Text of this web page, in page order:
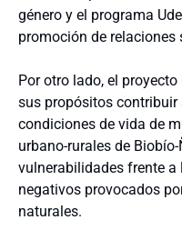
género y el programa
promoción de relaciones
Por otro lado, el
sus propósitos
condiciones de vida de
urbano-rurales de
vulnerabilidades frente
negativos provocados
naturales.